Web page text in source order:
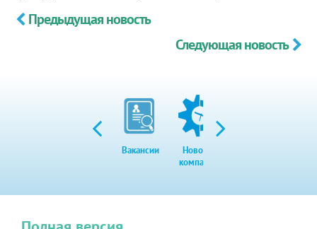
Предыдущая новость
Следующая новость
Вакансии
Новости
компании